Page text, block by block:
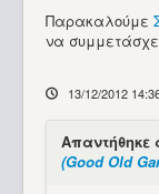
Παρακαλούμε
να
13/12/2012
Απαντήθηκε
(Good Old